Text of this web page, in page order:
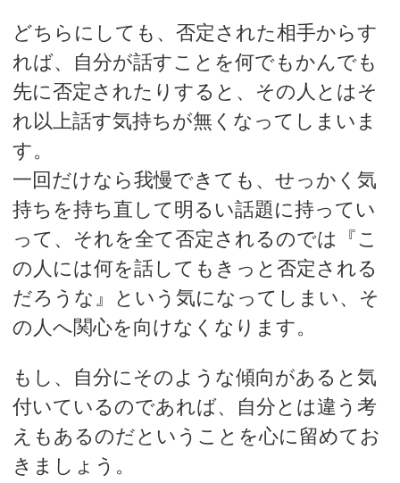
どちらにしても、否定された相手からす
れば、自分が話すことを何でもかんでも
先に否定されたりすると、その人とはそ
れ以上話す気持ちが無くなってしまいま
す。
一回だけなら我慢できても、せっかく気
持ちを持ち直して明るい話題に持ってい
って、それを全て否定されるのでは『こ
の人には何を話してもきっと否定される
だろうな』という気になってしまい、そ
の人へ関心を向けなくなります。
もし、自分にそのような傾向があると気
付いているのであれば、自分とは違う考
えもあるのだということを心に留めてお
きましょう。